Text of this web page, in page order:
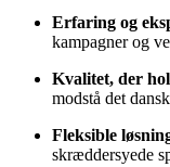
Erfaring og
kampagner og
Kvalitet, der
modstå det
Fleksible
skræddersyede